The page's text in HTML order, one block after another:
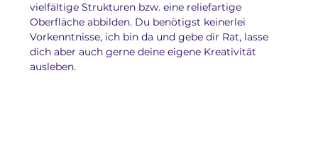
vielfältige Strukturen bzw. eine reliefartige
Oberfläche abbilden. Du benötigst keinerlei
Vorkenntnisse, ich bin da und gebe dir Rat, lasse
dich aber auch gerne deine eigene Kreativität
ausleben.